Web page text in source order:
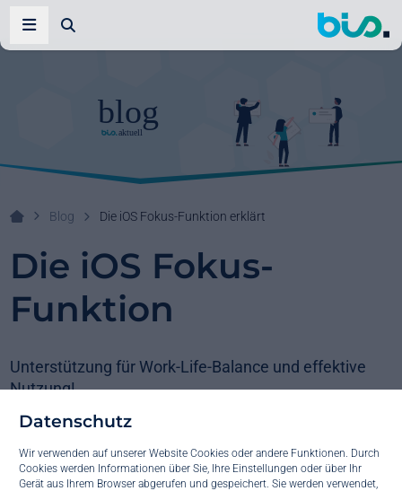
Datenschutz
Wir verwenden auf unserer Website Cookies oder andere Funktionen. Durch
Cookies werden Informationen über Sie, Ihre Einstellungen oder über Ihr
Gerät aus Ihrem Browser abgerufen und gespeichert. Sie werden verwendet,
Ihr Systemhaus!
Blog Die iOS Fokus-Funktion erklärt
Die iOS Fokus-
Funktion
Unterstützung für Work-Life-Balance und effektive
Nutzung!
Verschmelzung von Arbeits- und Privatleben oft zur Norm geworden
sind, ist es umso wichtiger, Werkzeuge zu nutzen, die uns dabei